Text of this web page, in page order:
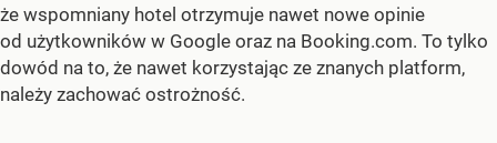
że wspomniany hotel otrzymuje nawet nowe opinie
od użytkowników w Google oraz na Booking.com. To tylko
dowód na to, że nawet korzystając ze znanych platform,
należy zachować ostrożność.